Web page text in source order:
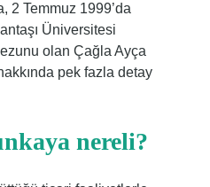
2 Temmuz 1999’da
Üniversitesi
olan Çağla Ayça
pek fazla detay
nereli?